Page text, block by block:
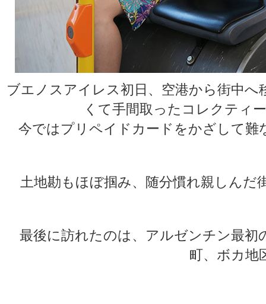
ブエノスアイレス初日、空港から街中
くて手間取ったコレクティ
今ではプリペイドカードをかざして
土地勘もほぼ掴み、随分慣れ親しん
最後に訪れたのは、アルゼンチン最
町、ボカ地